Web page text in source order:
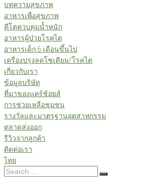
บทความสุขภาพ
อาหารเพื่อสุขภาพ
คีโตควบคุมน้ำหนัก
อาหารผู้ป่วยโรคไต
อาหารเด็ก 6 เดือนขึ้นไป
เครื่องปรุงลดโซเดียม/โรคไต
เกี่ยวกับเรา
ข้อมูลบริษัท
ที่มาของแคร์ช้อยส์
การช่วยเหลือชุมชน
รางวัลและมาตรฐานอุตสาหกรรม
ตลาดส่งออก
รีวิวจากลูกค้า
ติดต่อเรา
ไทย
Search